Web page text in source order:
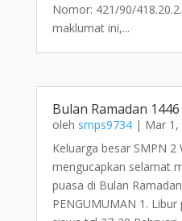
Nomor: 421/90/
maklumat ini,...
Bulan Ramadan
oleh smps9734| Mar 1,
Keluarga besar SMPN
mengucapkan selamat
puasa di Bulan
PENGUMUMAN 1.